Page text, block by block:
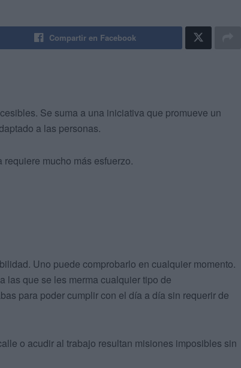
Compartir en Facebook
Se suma a una iniciativa que promueve un
a las personas.
mucho más esfuerzo.
Uno puede comprobarlo en cualquier momento.
las que se les merma cualquier tipo de
para poder cumplir con el día a día sin requerir de
o acudir al trabajo resultan misiones imposibles sin